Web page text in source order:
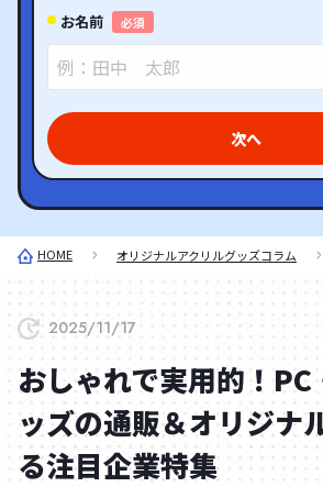
お名前 必須
次へ
HOME オリジナルアクリルグッズコラム
2025/11/17
おしゃれで実用的！
ッズの通販＆オリジナ
る注目企業特集